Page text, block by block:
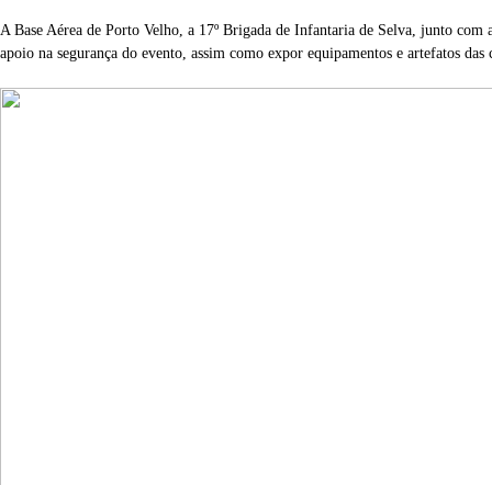
A Base Aérea de Porto Velho, a 17º Brigada de Infantaria de Selva, junto
apoio na segurança do evento, assim como expor equipamentos e artefatos das